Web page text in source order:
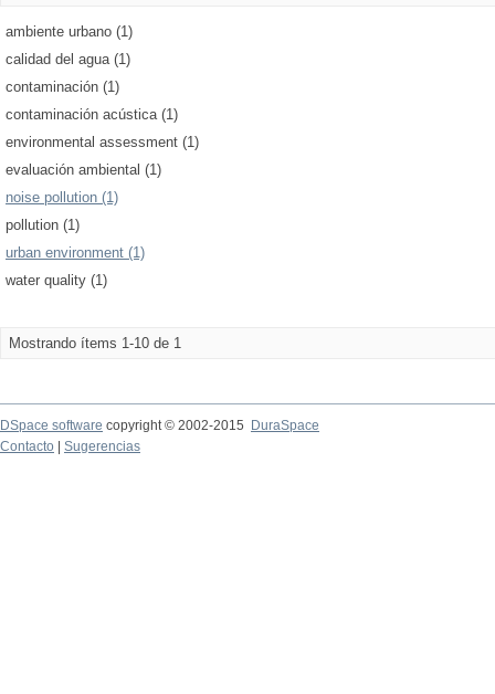
ambiente urbano (1)
calidad del agua (1)
contaminación (1)
contaminación acústica (1)
environmental assessment (1)
evaluación ambiental (1)
noise pollution (1)
pollution (1)
urban environment (1)
water quality (1)
Mostrando ítems 1-10 de 1
DSpace software copyright © 2002-2015
DuraSpace
Contacto
Sugerencias